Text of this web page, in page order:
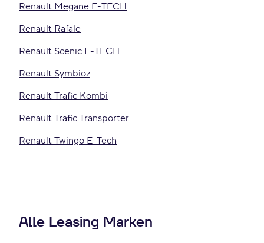
Renault Megane E-TECH
Renault Rafale
Renault Scenic E-TECH
Renault Symbioz
Renault Trafic Kombi
Renault Trafic Transporter
Renault Twingo E-Tech
Alle Leasing Marken